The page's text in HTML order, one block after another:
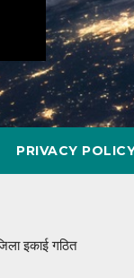
PRIVACY
इकाई गठित